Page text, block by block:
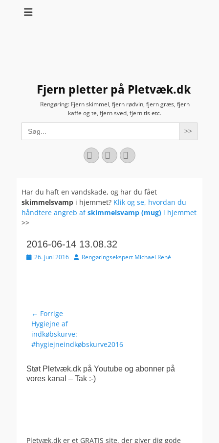
Fjern pletter på Pletvæk.dk
Rengøring: Fjern skimmel, fjern rødvin, fjern græs, fjern
kaffe og te, fjern sved, fjern tis etc.
Search
for:
Facebook
YouTubeInstagram
Har du haft en vandskade, og har du fået
skimmelsvamp i hjemmet? Klik og se, hvordan du
håndtere angreb afskimmelsvamp (mug) i hjemmet
>>
2016-06-14 13.08.32
Udgivet
26. juni 2016 Forfatter
Rengøringsekspert Michael René
Indlægsnavigation
← Forrige
Forrige
indlæg:
Hygiejne af
indkøbskurve:
#hygiejneindkøbskurve2016
Støt Pletvæk.dk på Youtube og abonner på
vores kanal – Tak :-)
Pletvæk.dk er et GRATIS site, der giver dig gode